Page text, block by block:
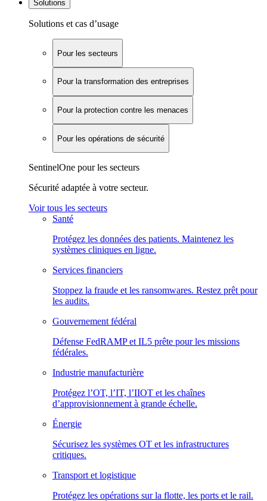
Solutions
Solutions et cas d’usage
Pour les secteurs
Pour la transformation des entreprises
Pour la protection contre les menaces
Pour les opérations de sécurité
SentinelOne pour les secteurs
Sécurité adaptée à votre secteur.
Voir tous les secteurs
Santé
Protégez les données des patients. Maintenez les
systèmes cliniques en ligne.
Services financiers
Stoppez la fraude et les ransomwares. Restez prêt pour
les audits.
Gouvernement fédéral
Défense FedRAMP et IL5 prête pour les missions
fédérales.
Industrie manufacturière
Protégez l’OT, l’IT, l’IIOT et les chaînes
d’approvisionnement à grande échelle.
Énergie
Sécurisez les systèmes OT et les infrastructures
critiques.
Transport et logistique
Protégez les opérations sur la flotte, les ports et le rail.